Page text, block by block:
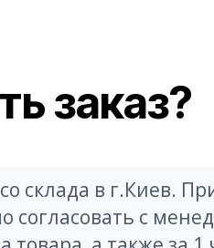
заказ?
склада в г.Киев.
согласовать с